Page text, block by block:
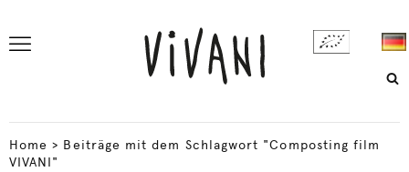
Home > Beiträge mit dem Schlagwort "Composting film
VIVANI"